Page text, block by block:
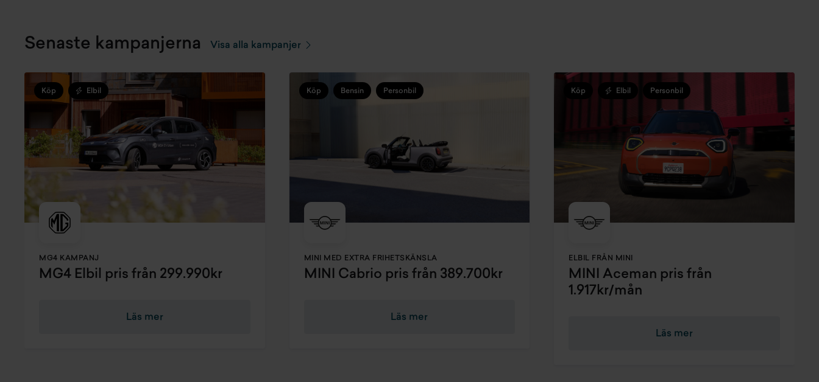
Senaste kampanjerna Visa alla kampanjer
Köp Elbil
MG4 KAMPANJ
MG4 Elbil pris från 299.990kr
Läs mer
Köp Bensin Personbil
MINI MED EXTRA FRIHETSKÄNSLA
MINI Cabrio pris från 389.700kr
Läs mer
Köp Elbil Personbil
ELBIL FRÅN MINI
MINI Aceman pris från
1.917kr/mån
Läs mer